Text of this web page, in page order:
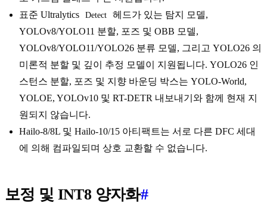
표준 Ultralytics
Detect
헤드가 있는 탐지 모델,
YOLOv8/YOLO11 분할, 포즈 및 OBB 모델,
YOLOv8/YOLO11/YOLO26 분류 모델, 그리고 YOLO26 의
미론적 분할 및 깊이 추정 모델이 지원됩니다. YOLO26 인
스턴스 분할, 포즈 및 지향 바운딩 박스는 YOLO-World,
YOLOE, YOLOv10 및 RT-DETR 내보내기와 함께 현재 지
원되지 않습니다.
Hailo-8/8L 및 Hailo-10/15 아티팩트는 서로 다른 DFC 세대
에 의해 컴파일되며 상호 교환할 수 없습니다.
보정 및 INT8 양자화#